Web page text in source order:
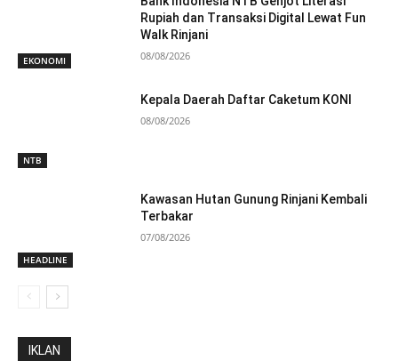
EKONOMI
Rupiah dan Transaksi Digital Lewat Fun
Walk Rinjani
08/08/2026
NTB
Kepala Daerah Daftar Caketum KONI
08/08/2026
HEADLINE
Kawasan Hutan Gunung Rinjani Kembali
Terbakar
07/08/2026
IKLAN